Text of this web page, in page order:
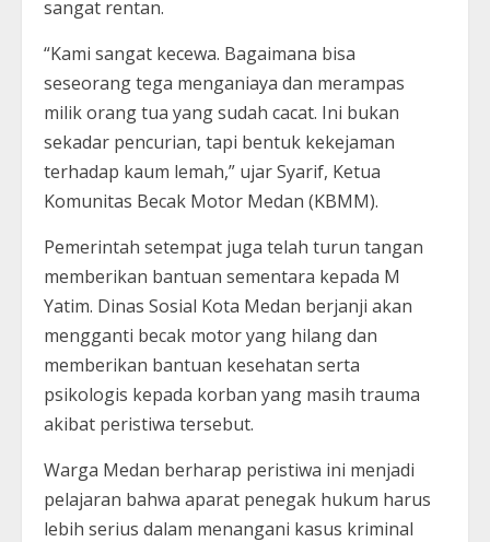
sangat rentan.
“Kami sangat kecewa. Bagaimana bisa
seseorang tega menganiaya dan merampas
milik orang tua yang sudah cacat. Ini bukan
sekadar pencurian, tapi bentuk kekejaman
terhadap kaum lemah,” ujar Syarif, Ketua
Komunitas Becak Motor Medan (KBMM).
Pemerintah setempat juga telah turun tangan
memberikan bantuan sementara kepada M
Yatim. Dinas Sosial Kota Medan berjanji akan
mengganti becak motor yang hilang dan
memberikan bantuan kesehatan serta
psikologis kepada korban yang masih trauma
akibat peristiwa tersebut.
Warga Medan berharap peristiwa ini menjadi
pelajaran bahwa aparat penegak hukum harus
lebih serius dalam menangani kasus kriminal